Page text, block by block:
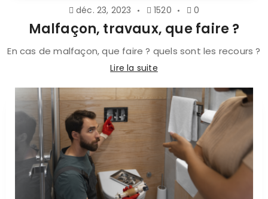
déc. 23, 2023 1520 0
Malfaçon, travaux, que faire ?
En cas de malfaçon, que faire ? quels sont les recours ?
Lire la suite